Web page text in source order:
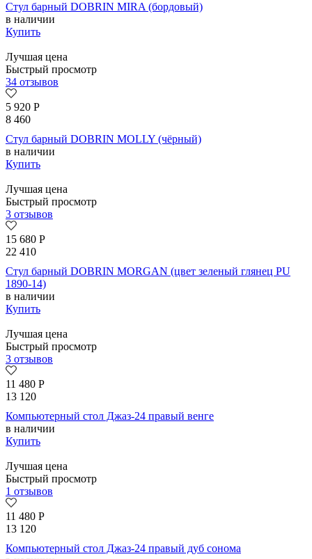
Стул барный DOBRIN MIRA (бордовый)
в наличии
Купить
Лучшая цена
Быстрый просмотр
34 отзывов
5 920 Р
8 460
Стул барный DOBRIN MOLLY (чёрный)
в наличии
Купить
Лучшая цена
Быстрый просмотр
3 отзывов
15 680 Р
22 410
Стул барный DOBRIN MORGAN (цвет зеленый глянец PU
1890-14)
в наличии
Купить
Лучшая цена
Быстрый просмотр
3 отзывов
11 480 Р
13 120
Компьютерный стол Джаз-24 правый венге
в наличии
Купить
Лучшая цена
Быстрый просмотр
1 отзывов
11 480 Р
13 120
Компьютерный стол Джаз-24 правый дуб сонома